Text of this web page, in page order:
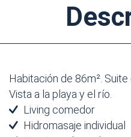
Habitación de 86m². Suite
Vista a la playa y el río.
Living comedor
Hidromasaje individual